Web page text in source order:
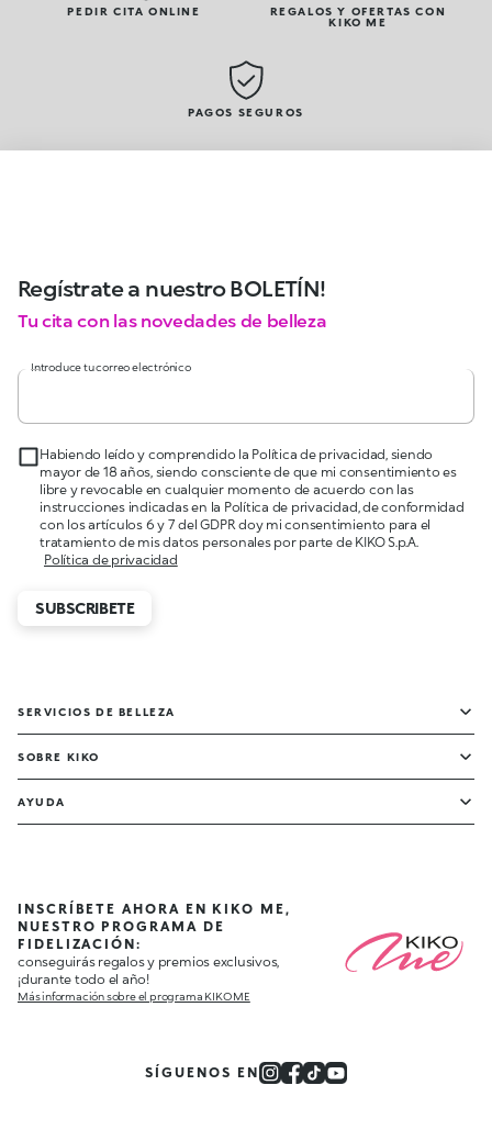
PEDIR CITA ONLINE
REGALOS Y OFERTAS CON
KIKO ME
PAGOS SEGUROS
Regístrate a nuestro BOLETÍN!
Tu cita con las novedades de belleza
Introduce tu correo electrónico
Habiendo leído y comprendido la Política de privacidad, siendo
mayor de 18 años, siendo consciente de que mi consentimiento es
libre y revocable en cualquier momento de acuerdo con las
instrucciones indicadas en la Política de privacidad, de conformidad
con los artículos 6 y 7 del GDPR doy mi consentimiento para el
tratamiento de mis datos personales por parte de KIKO S.p.A.
Política de privacidad
SUBSCRIBETE
SERVICIOS DE BELLEZA
SOBRE KIKO
AYUDA
INSCRÍBETE AHORA EN KIKO ME,
NUESTRO PROGRAMA DE
FIDELIZACIÓN:
conseguirás regalos y premios exclusivos,
¡durante todo el año!
Más información sobre el programa KIKO ME
SÍGUENOS EN